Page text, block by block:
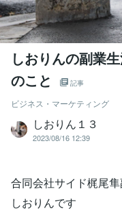
しおりんの副業
のこと
記事
ビジネス・マーケティング
しおりん１３
2023/08/16 12:39
合同会社サイド梶尾
しおりんです